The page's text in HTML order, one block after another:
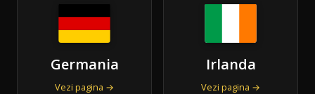
Germania
Vezi pagina →
Irlanda
Vezi pagina →